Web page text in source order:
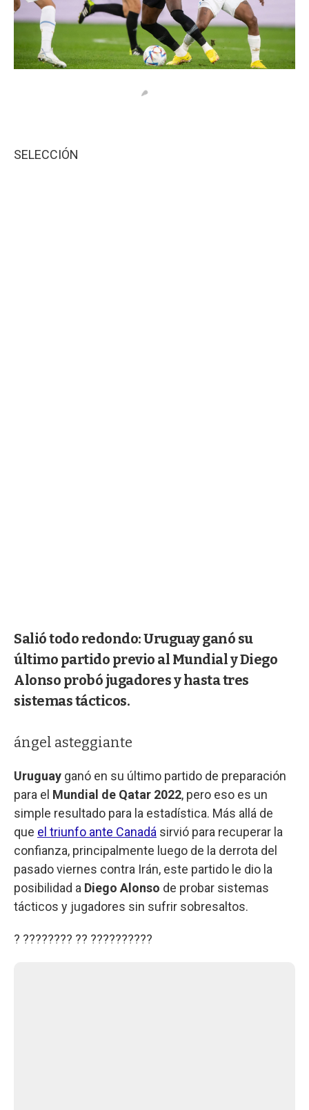
SELECCIÓN
Salió todo redondo: Uruguay ganó su
último partido previo al Mundial y Diego
Alonso probó jugadores y hasta tres
sistemas tácticos.
ángel asteggiante
Uruguay ganó en su último partido de preparación
para el Mundial de Qatar 2022, pero eso es un
simple resultado para la estadística. Más allá de
que el triunfo ante Canadá sirvió para recuperar la
confianza, principalmente luego de la derrota del
pasado viernes contra Irán, este partido le dio la
posibilidad a Diego Alonso de probar sistemas
tácticos y jugadores sin sufrir sobresaltos.
? ???????? ?? ??????????